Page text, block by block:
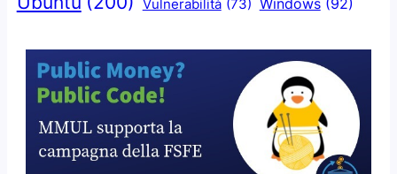
Vulnerabilità (73) Windows (92)